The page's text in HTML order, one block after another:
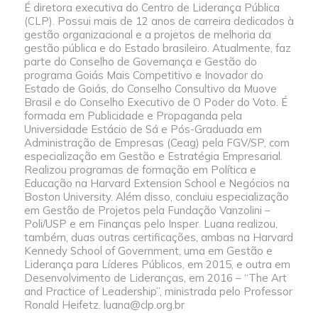
É diretora executiva do Centro de Liderança Pública
(CLP). Possui mais de 12 anos de carreira dedicados à
gestão organizacional e a projetos de melhoria da
gestão pública e do Estado brasileiro. Atualmente, faz
parte do Conselho de Governança e Gestão do
programa Goiás Mais Competitivo e Inovador do
Estado de Goiás, do Conselho Consultivo da Muove
Brasil e do Conselho Executivo de O Poder do Voto. É
formada em Publicidade e Propaganda pela
Universidade Estácio de Sá e Pós-Graduada em
Administração de Empresas (Ceag) pela FGV/SP, com
especialização em Gestão e Estratégia Empresarial.
Realizou programas de formação em Política e
Educação na Harvard Extension School e Negócios na
Boston University. Além disso, concluiu especialização
em Gestão de Projetos pela Fundação Vanzolini –
Poli/USP e em Finanças pelo Insper. Luana realizou,
também, duas outras certificações, ambas na Harvard
Kennedy School of Government, uma em Gestão e
Liderança para Líderes Públicos, em 2015, e outra em
Desenvolvimento de Lideranças, em 2016 – “The Art
and Practice of Leadership”, ministrada pelo Professor
Ronald Heifetz. luana@clp.org.br